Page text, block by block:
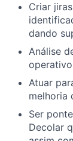
Criar
dando
Análise
Atuar
melhoria
Ser
Decolar